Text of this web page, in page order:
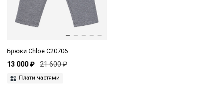
Брюки Chloe C20706
13 000 ₽ 21 600 ₽
Плати частями